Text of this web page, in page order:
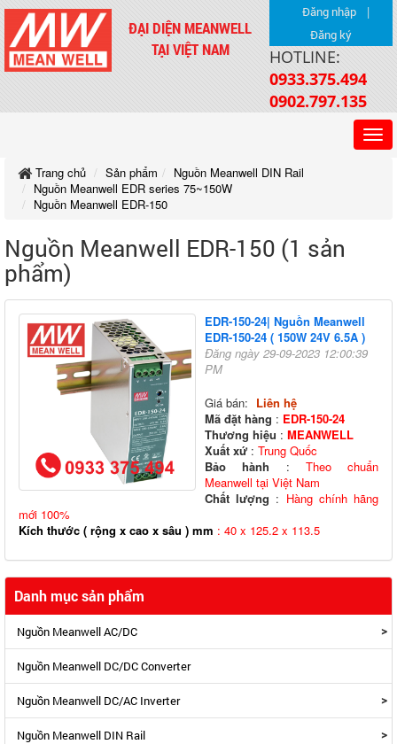
ĐẠI DIỆN MEANWELL
TẠI VIỆT NAM
Đăng nhập |
Đăng ký
HOTLINE:
0933.375.494
0902.797.135
Trang chủ Sản phẩm
Nguồn Meanwell DIN Rail
Nguồn Meanwell EDR series 75~150W
Nguồn Meanwell EDR-150
Nguồn Meanwell EDR-150 (1 sản
phẩm)
EDR-150-24| Nguồn Meanwell
EDR-150-24 ( 150W 24V 6.5A )
Đăng ngày 29-09-2023 12:00:39
PM
Giá bán: Liên hệ
Mã đặt hàng : EDR-150-24
Thương hiệu : MEANWELL
Xuất xứ: Trung Quốc
Bảo hành : Theo chuẩn
Meanwell tại Việt Nam
Chất lượng : Hàng chính hãng
mới 100%
Kích thước ( rộng x cao x sâu ) mm : 40 x 125.2 x 113.5
Danh mục sản phẩm
Nguồn Meanwell AC/DC >
Nguồn Meanwell DC/DC Converter
Nguồn Meanwell DC/AC Inverter >
Nguồn Meanwell DIN Rail >